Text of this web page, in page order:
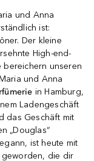
und Anna
ist:
Der kleine
High-end-
bereichern unseren
und Anna
in Hamburg,
Ladengeschäft
das Geschäft mit
„Douglas“
ist heute mit
die dir